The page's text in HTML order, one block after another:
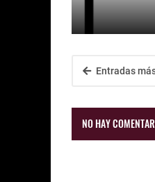
Entradas
NO HAY